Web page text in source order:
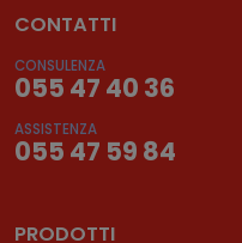
CONTATTI
CONSULENZA
055 47 40 36
ASSISTENZA
055 47 59 84
PRODOTTI